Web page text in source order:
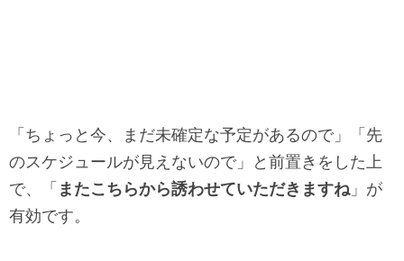
「ちょっと今、まだ未確定な予定があるので」「先
のスケジュールが見えないので」と前置きをした上
で、「 またこちらから誘わせていただきますね 」が
有効です。